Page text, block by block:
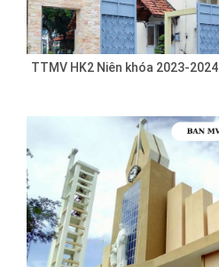
TTMV HK2 Niên khóa 2023-2024